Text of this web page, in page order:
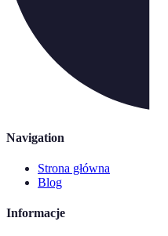
Navigation
Strona główna
Blog
Informacje